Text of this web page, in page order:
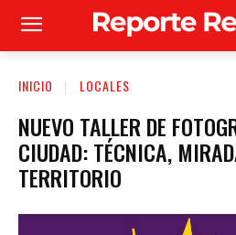
INICIO LOCALES
NUEVO TALLER DE
CIUDAD: TÉCNICA,
TERRITORIO